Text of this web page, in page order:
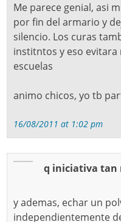
Me parece genial, asi
por fin del armario y
silencio. Los curas
institntos y eso evitara
escuelas
animo chicos, yo tb
16/08/2011 at 1:02 pm
q iniciativa tan
y ademas, echar un
independientemente